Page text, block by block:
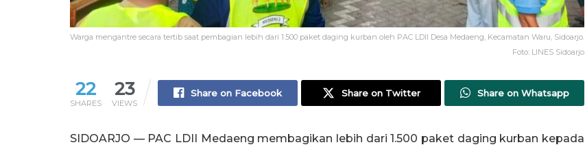
Warga mengantre secara tertib saat pembagian lebih dari 1.500 paket daging kurban oleh PAC LDII Desa Medaeng, Kecamatan Waru, Sidoarjo.
Foto: LINES Sidoarjo
22
SHARES
23
VIEWS
Share on Facebook Share on Twitter Share on Whatsapp
SIDOARJO — PAC LDII Medaeng membagikan lebih dari 1.500 paket daging kurban kepada